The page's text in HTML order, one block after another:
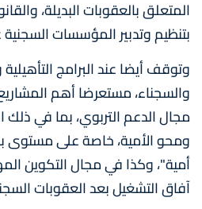
بتنظيم وتدبير المؤسسات
وتوقف أيضا عند البرامج
والسجناء، مستعرضا أهم
مجال الدعم التربوي، بما في ذلك
ومحو الأمية، خاصة على مستوى
أمية"، وكذا في مجال التكوين
آفاق التشغيل بعد العقوبات